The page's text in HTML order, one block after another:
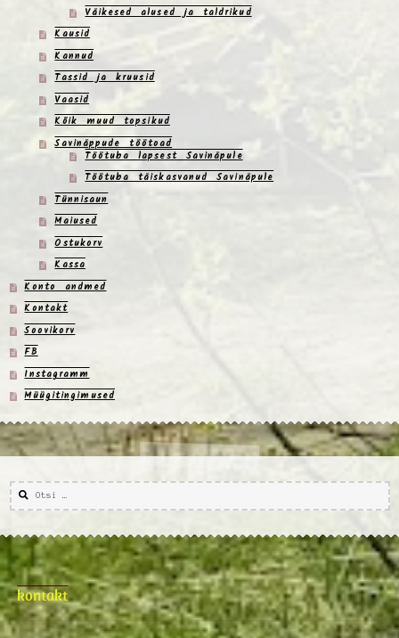
Väikesed alused ja taldrikud
Kausid
Kannud
Tassid ja kruusid
Vaasid
Kõik muud topsikud
Savinäppude töötoad
Töötuba lapsest Savinäpule
Töötuba täiskasvanud Savinäpule
Tünnisaun
Maiused
Ostukorv
Kassa
Konto andmed
Kontakt
Soovikorv
FB
Instagramm
Müügitingimused
kontakt